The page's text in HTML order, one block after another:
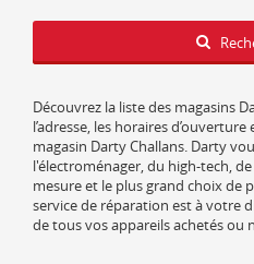
Latitude
Longitude
Découvrez la liste des magasins
l’adresse, les horaires
magasin Darty Challans. Darty
l'électroménager, du high-tech,
mesure et le plus grand choix de
service de réparation est à votre
de tous vos appareils achetés ou